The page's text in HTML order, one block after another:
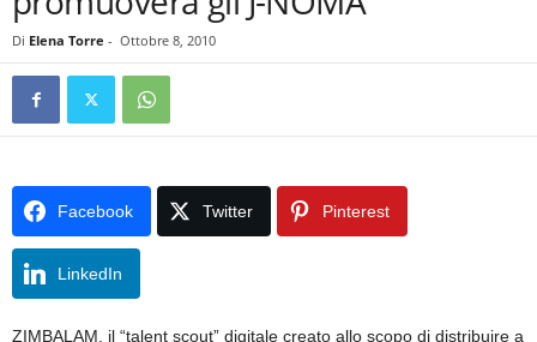
Di Elena Torre - Ottobre 8, 2010
Facebook Twitter Pinterest
LinkedIn
ZIMBALAM, il “talent scout” digitale creato allo scopo di distribuire a